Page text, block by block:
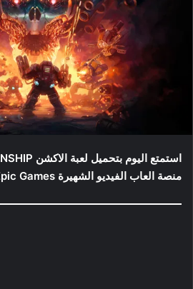
منصة العاب الفيديو الشهيرة Epic Games.